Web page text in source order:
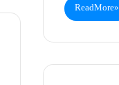
Read More »